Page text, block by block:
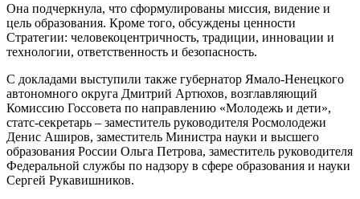
Она подчеркнула, что сформулированы миссия, видение и
цель образования. Кроме того, обсуждены ценности
Стратегии: человекоцентричность, традиции, инновации и
технологии, ответственность и безопасность.
С докладами выступили также губернатор Ямало-Ненецкого
автономного округа Дмитрий Артюхов, возглавляющий
Комиссию Госсовета по направлению «Молодежь и дети»,
статс-секретарь – заместитель руководителя Росмолодежи
Денис Аширов, заместитель Министра науки и высшего
образования России Ольга Петрова, заместитель руководителя
Федеральной службы по надзору в сфере образования и науки
Сергей Рукавишников.